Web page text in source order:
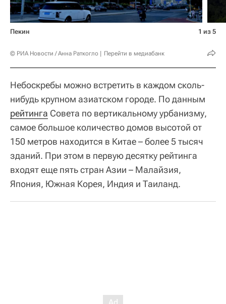
Пекин
© РИА Новости / Анна Раткогло Перейти в медиабанк
1 из 5
Небоскребы можно встретить в каждом сколь-
нибудь крупном азиатском городе. По данным
рейтинга Совета по вертикальному урбанизму,
самое большое количество домов высотой от
150 метров находится в Китае – более 5 тысяч
зданий. При этом в первую десятку рейтинга
входят еще пять стран Азии – Малайзия,
Япония, Южная Корея, Индия и Таиланд.